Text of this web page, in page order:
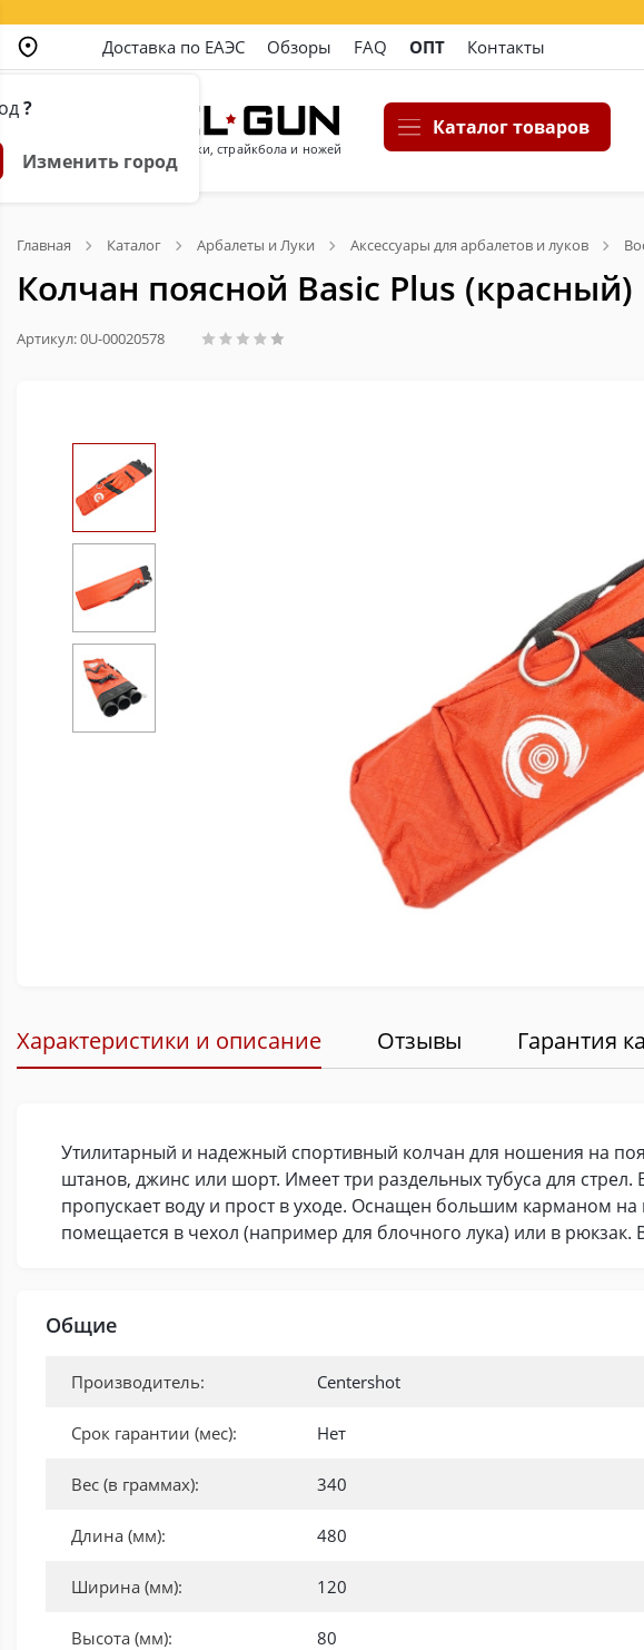
?
Изменить город
Доставка по ЕАЭС Обзоры FAQ ОПТ Контакты
Магазин пневматики, страйкбола и ножей
Каталог товаров
Главная Каталог Арбалеты и Луки Аксессуары для арбалетов и луков
Колчан поясной Basic Plus (красный)
Артикул: 0U-00020578
Характеристики и описание Отзывы Гарантия
Утилитарный и надежный спортивный колчан для ношения на
штанов, джинс или шорт. Имеет три раздельных тубуса для
пропускает воду и прост в уходе. Оснащен большим карманом
помещается в чехол (например для блочного лука) или в рюкзак.
Общие
Производитель: Centershot
Срок гарантии (мес): Нет
Вес (в граммах): 340
Длина (мм): 480
Ширина (мм): 120
Высота (мм): 80